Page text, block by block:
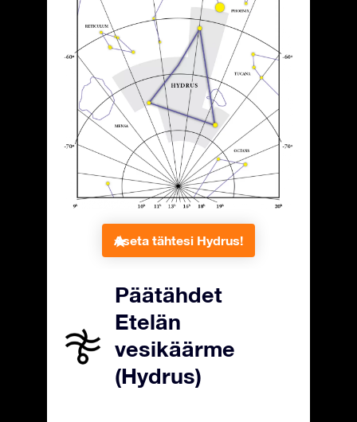
Aseta tähtesi Hydrus!
Päätähdet
Etelän
vesikäärme
(Hydrus)